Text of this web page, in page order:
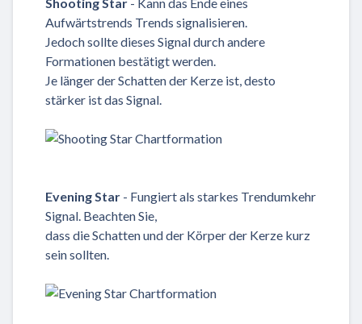
Aufwärtstrends Trends signalisieren.
Jedoch sollte dieses Signal durch andere
Formationen bestätigt werden.
Je länger der Schatten der Kerze ist, desto
stärker ist das Signal.
Evening Star - Fungiert als starkes Trendumkehr
Signal. Beachten Sie,
dass die Schatten und der Körper der Kerze kurz
sein sollten.